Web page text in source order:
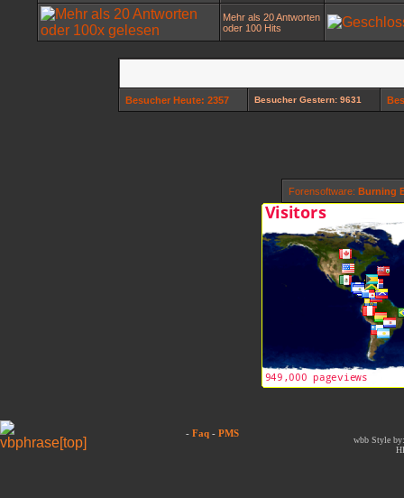
Mehr als 20 Antworten
oder 100 Hits
Besucher Heute: 2357 Besucher Gestern: 9631
Forensoftware: Burning
- Faq - PMS
wbb Style